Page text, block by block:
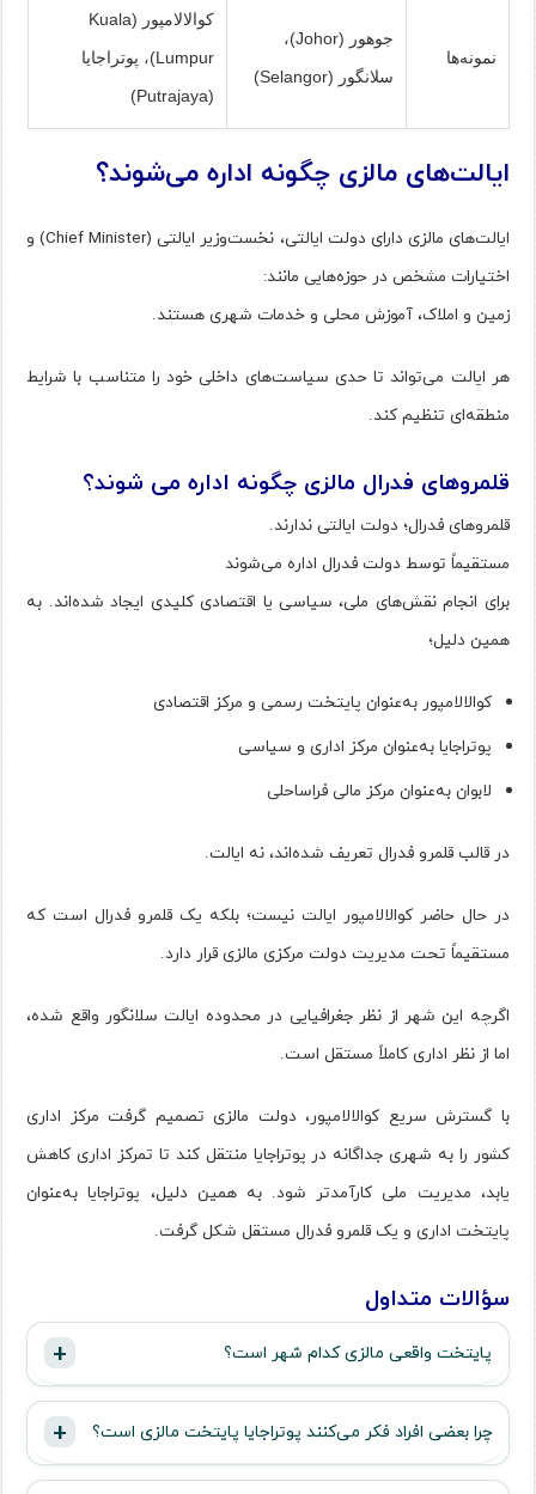
نمونه‌ها
جوهور (Johor)،
سلانگور (Selangor)
کوالالامپور (Kuala
Lumpur)، پوتراجایا
(Putrajaya)
ایالت‌های مالزی چگونه اداره می‌شوند؟
ایالت‌های مالزی دارای دولت ایالتی، نخست‌وزیر ایالتی (Chief Minister) و
اختیارات مشخص در حوزه‌هایی مانند:
زمین و املاک، آموزش محلی و خدمات شهری هستند.
هر ایالت می‌تواند تا حدی سیاست‌های داخلی خود را متناسب با شرایط
منطقه‌ای تنظیم کند.
قلمروهای فدرال مالزی چگونه اداره می شوند؟
قلمروهای فدرال؛ دولت ایالتی ندارند.
مستقیماً توسط دولت فدرال اداره می‌شوند
برای انجام نقش‌های ملی، سیاسی یا اقتصادی کلیدی ایجاد شده‌اند. به
همین دلیل؛
کوالالامپور به‌عنوان پایتخت رسمی و مرکز اقتصادی
پوتراجایا به‌عنوان مرکز اداری و سیاسی
لابوان به‌عنوان مرکز مالی فراساحلی
در قالب قلمرو فدرال تعریف شده‌اند، نه ایالت.
در حال حاضر کوالالامپور ایالت نیست؛ بلکه یک قلمرو فدرال است که
مستقیماً تحت مدیریت دولت مرکزی مالزی قرار دارد.
اگرچه این شهر از نظر جغرافیایی در محدوده ایالت سلانگور واقع شده،
اما از نظر اداری کاملاً مستقل است.
با گسترش سریع کوالالامپور، دولت مالزی تصمیم گرفت مرکز اداری
کشور را به شهری جداگانه در پوتراجایا منتقل کند تا تمرکز اداری کاهش
یابد، مدیریت ملی کارآمدتر شود. به همین دلیل، پوتراجایا به‌عنوان
پایتخت اداری و یک قلمرو فدرال مستقل شکل گرفت.
سؤالات متداول
پایتخت واقعی مالزی کدام شهر است؟
چرا بعضی افراد فکر می‌کنند پوتراجایا پایتخت مالزی است؟